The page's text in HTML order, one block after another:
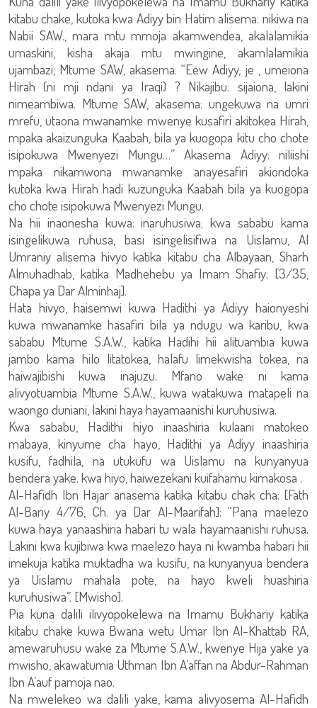
kitabu chake, kutoka kwa Adiyy bin Hatim alisema: nikiwa na
Nabii SAW., mara mtu mmoja akamwendea, akalalamikia
umaskini, kisha akaja mtu mwingine, akamlalamikia
ujambazi, Mtume SAW, akasema: “Eew Adiyy, je , umeiona
Hirah (ni mji ndani ya Iraqi) ? Nikajibu: sijaiona, lakini
nimeambiwa. Mtume SAW, akasema: ungekuwa na umri
mrefu, utaona mwanamke mwenye kusafiri akitokea Hirah,
mpaka akaizunguka Kaabah, bila ya kuogopa kitu cho chote
isipokuwa Mwenyezi Mungu…” Akasema Adiyy: niliishi
mpaka nikamwona mwanamke anayesafiri akiondoka
kutoka kwa Hirah hadi kuzunguka Kaabah bila ya kuogopa
cho chote isipokuwa Mwenyezi Mungu.
Na hii inaonesha kuwa: inaruhusiwa; kwa sababu kama
isingelikuwa ruhusa, basi isingelisifiwa na Uislamu, Al
Umraniy alisema hivyo katika kitabu cha Albayaan, Sharh
Almuhadhab, katika Madhehebu ya Imam Shafiy: [3/35,
Chapa ya Dar Alminhaj].
Hata hivyo, haisemwi kuwa Hadithi ya Adiyy haionyeshi
kuwa mwanamke hasafiri bila ya ndugu wa karibu, kwa
sababu Mtume S.A.W., katika Hadihi hii alituambia kuwa
jambo kama hilo litatokea, halafu limekwisha tokea, na
haiwajibishi kuwa inajuzu. Mfano wake ni kama
alivyotuambia Mtume S.A.W., kuwa watakuwa matapeli na
waongo duniani, lakini haya hayamaanishi kuruhusiwa.
Kwa sababu, Hadithi hiyo inaashiria kulaani matokeo
mabaya, kinyume cha hayo, Hadithi ya Adiyy inaashiria
kusifu, fadhila, na utukufu wa Uislamu na kunyanyua
bendera yake. kwa hiyo, haiwezekani kuifahamu kimakosa .
Al-Hafidh Ibn Hajar anasema katika kitabu chak cha: [Fath
Al-Bariy 4/76, Ch. ya Dar Al-Maarifah]: “Pana maelezo
kuwa haya yanaashiria habari tu wala hayamaanishi ruhusa.
Lakini kwa kujibiwa kwa maelezo haya ni kwamba habari hii
imekuja katika muktadha wa kusifu, na kunyanyua bendera
ya Uislamu mahala pote, na hayo kweli huashiria
kuruhusiwa”. [Mwisho].
Pia kuna dalili ilivyopokelewa na Imamu Bukhariy katika
kitabu chake kuwa Bwana wetu Umar Ibn Al-Khattab RA,
amewaruhusu wake za Mtume S.A.W., kwenye Hija yake ya
mwisho, akawatumia Uthman Ibn A’affan na Abdur-Rahman
Ibn A’auf pamoja nao.
Na mwelekeo wa dalili yake, kama alivyosema Al-Hafidh